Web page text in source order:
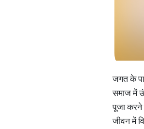
जगत के
समाज में
पूजा करने
जीवन में